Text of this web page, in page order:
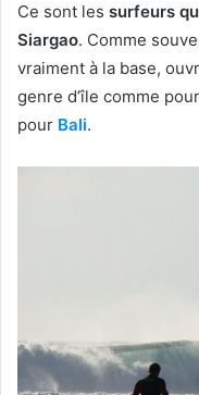
Ce sont les surfeurs
Siargao. Comme
vraiment à la base,
genre d’île comme pour
pour Bali.